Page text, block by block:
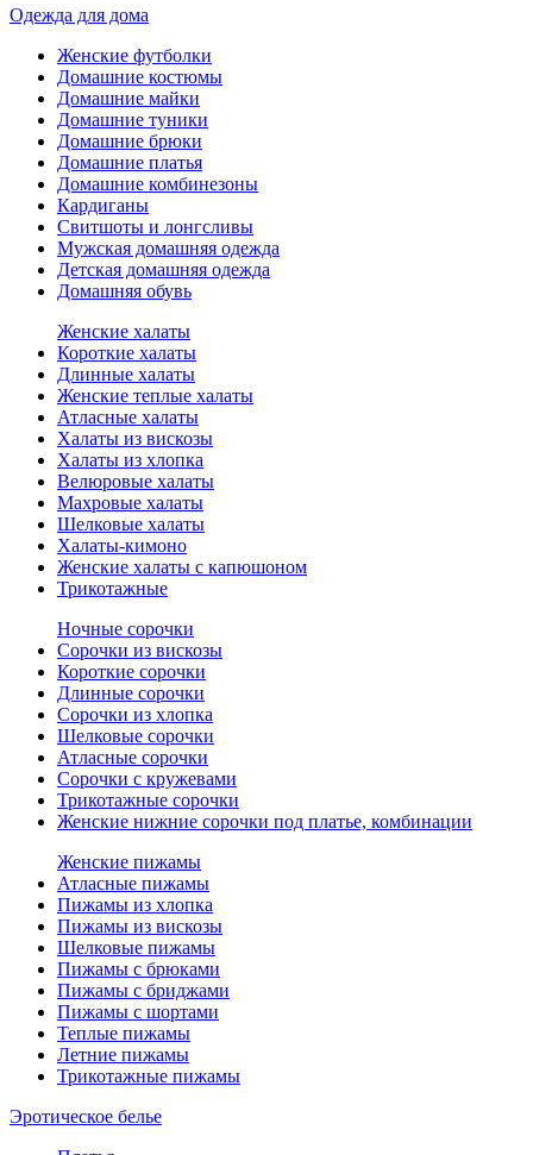
Одежда для дома
Женские футболки
Домашние костюмы
Домашние майки
Домашние туники
Домашние брюки
Домашние платья
Домашние комбинезоны
Кардиганы
Свитшоты и лонгсливы
Мужская домашняя одежда
Детская домашняя одежда
Домашняя обувь
Женские халаты
Короткие халаты
Длинные халаты
Женские теплые халаты
Атласные халаты
Халаты из вискозы
Халаты из хлопка
Велюровые халаты
Махровые халаты
Шелковые халаты
Халаты-кимоно
Женские халаты с капюшоном
Трикотажные
Ночные сорочки
Сорочки из вискозы
Короткие сорочки
Длинные сорочки
Сорочки из хлопка
Шелковые сорочки
Атласные сорочки
Сорочки с кружевами
Трикотажные сорочки
Женские нижние сорочки под платье, комбинации
Женские пижамы
Атласные пижамы
Пижамы из хлопка
Пижамы из вискозы
Шелковые пижамы
Пижамы с брюками
Пижамы с бриджами
Пижамы с шортами
Теплые пижамы
Летние пижамы
Трикотажные пижамы
Эротическое белье